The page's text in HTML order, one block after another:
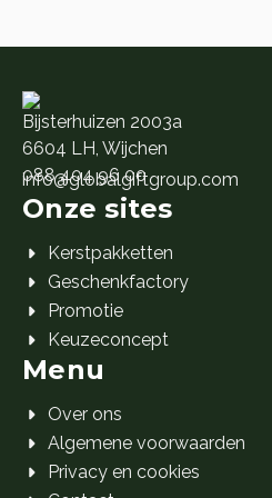
Bijsterhuizen 2003a
6604 LH, Wijchen
088 404 96 00
info@globalgiftgroup.com
Onze sites
Kerstpakketten
Geschenkfactory
Promotie
Keuzeconcept
Menu
Over ons
Algemene voorwaarden
Privacy en cookies